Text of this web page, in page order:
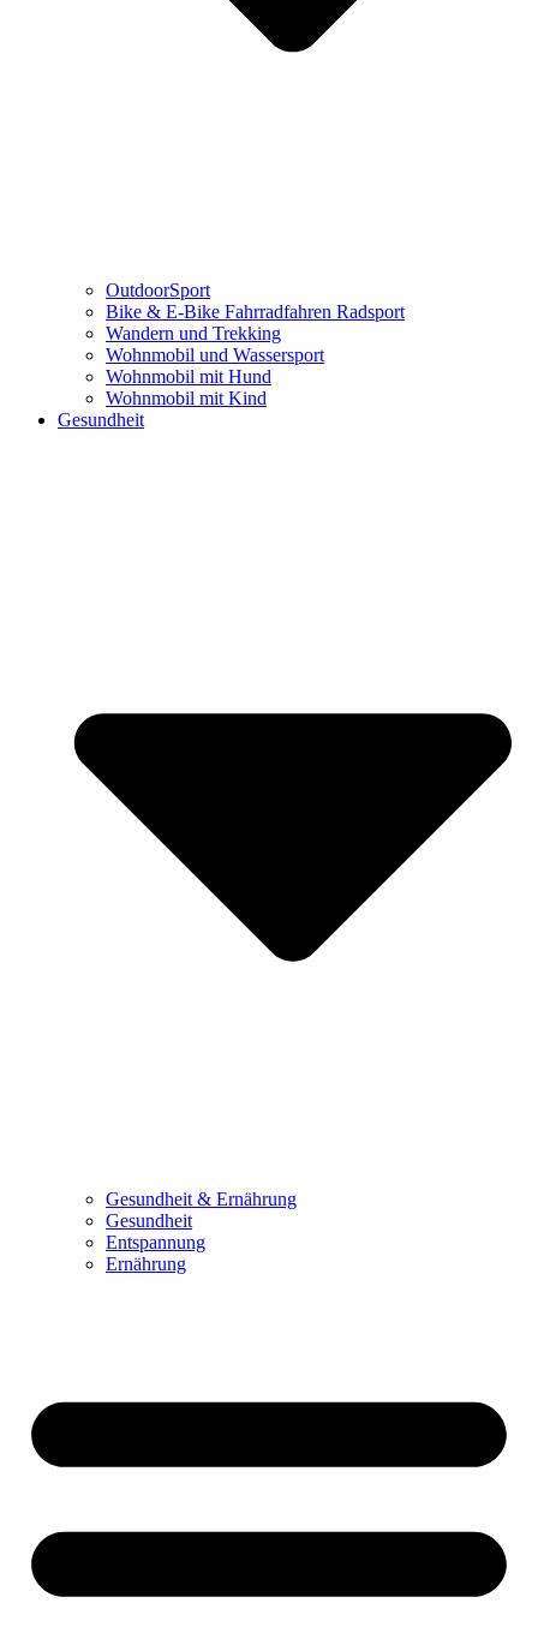
OutdoorSport
Bike & E-Bike Fahrradfahren Radsport
Wandern und Trekking
Wohnmobil und Wassersport
Wohnmobil mit Hund
Wohnmobil mit Kind
Gesundheit
Gesundheit & Ernährung
Gesundheit
Entspannung
Ernährung